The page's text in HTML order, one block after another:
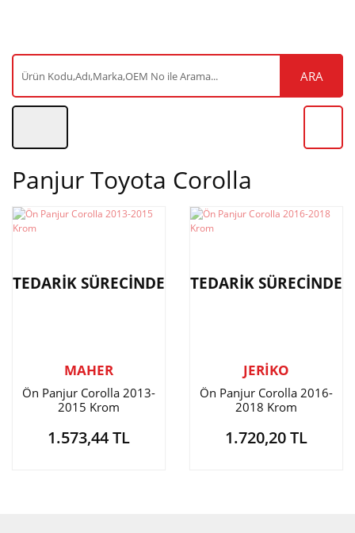
ARA
Panjur Toyota Corolla
TEDARİK SÜRECİNDE
MAHER
Ön Panjur Corolla 2013-
2015 Krom
1.573,44 TL
TEDARİK SÜRECİNDE
JERİKO
Ön Panjur Corolla 2016-
2018 Krom
1.720,20 TL